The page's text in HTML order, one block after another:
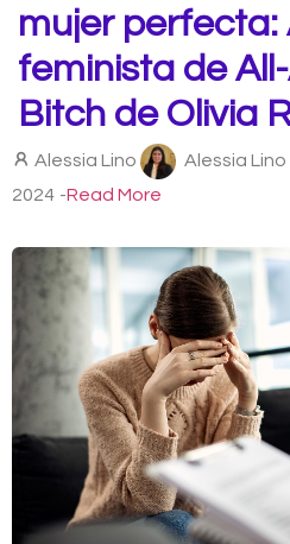
mujer perfecta:
feminista de
Bitch de Olivia
Alessia Lino Alessia Lino
2024 -Read More